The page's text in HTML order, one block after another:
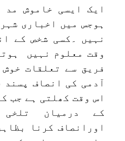
ایک ایسی خاموش مد
ہوجس میں اخباری
نہیں ۔کسی شخص کے
وقت معلوم نہیں
فریق سے تعلقات خوش
آدمی کی انصاف پسند
اس وقت کھلتی ہے جب
کے درمیان
اورانصاف کرنا